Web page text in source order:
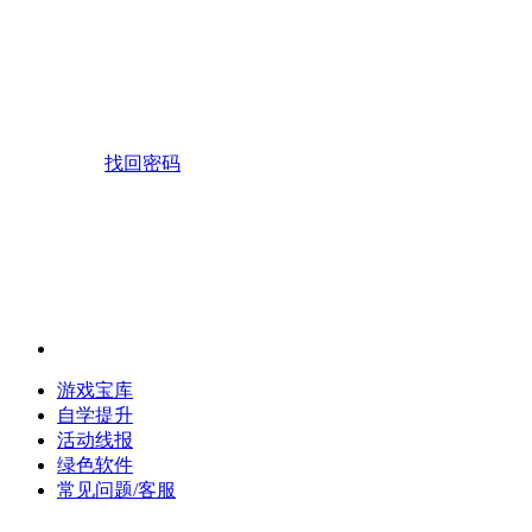
找回密码
游戏宝库
自学提升
活动线报
绿色软件
常见问题/客服